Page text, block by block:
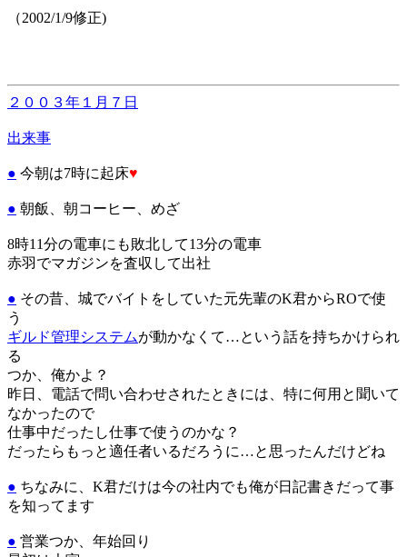
（2002/1/9修正)
２００３年１月７日
出来事
● 今朝は7時に起床♥
● 朝飯、朝コーヒー、めざ
8時11分の電車にも敗北して13分の電車
赤羽でマガジンを査収して出社
● その昔、城でバイトをしていた元先輩のK君からROで使
う
ギルド管理システムが動かなくて…という話を持ちかけられ
る
つか、俺かよ？
昨日、電話で問い合わせされたときには、特に何用と聞いて
なかったので
仕事中だったし仕事で使うのかな？
だったらもっと適任者いるだろうに…と思ったんだけどね
● ちなみに、K君だけは今の社内でも俺が日記書きだって事
を知ってます
● 営業つか、年始回り